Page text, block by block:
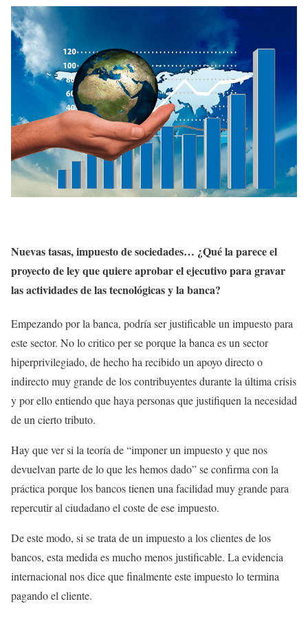
Nuevas tasas, impuesto de sociedades… ¿Qué la parece el
proyecto de ley que quiere aprobar el ejecutivo para gravar
las actividades de las tecnológicas y la banca?
Empezando por la banca, podría ser justificable un impuesto para
este sector. No lo critico per se porque la banca es un sector
hiperprivilegiado, de hecho ha recibido un apoyo directo o
indirecto muy grande de los contribuyentes durante la última crisis
y por ello entiendo que haya personas que justifiquen la necesidad
de un cierto tributo.
Hay que ver si la teoría de “imponer un impuesto y que nos
devuelvan parte de lo que les hemos dado” se confirma con la
práctica porque los bancos tienen una facilidad muy grande para
repercutir al ciudadano el coste de ese impuesto.
De este modo, si se trata de un impuesto a los clientes de los
bancos, esta medida es mucho menos justificable. La evidencia
internacional nos dice que finalmente este impuesto lo termina
pagando el cliente.